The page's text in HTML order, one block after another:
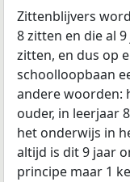
Zittenblijvers
8 zitten en die al
zitten, en dus op
schoolloopbaan
andere woorden:
ouder, in leerjaar
het onderwijs in
altijd is dit 9 jaar
principe maar 1